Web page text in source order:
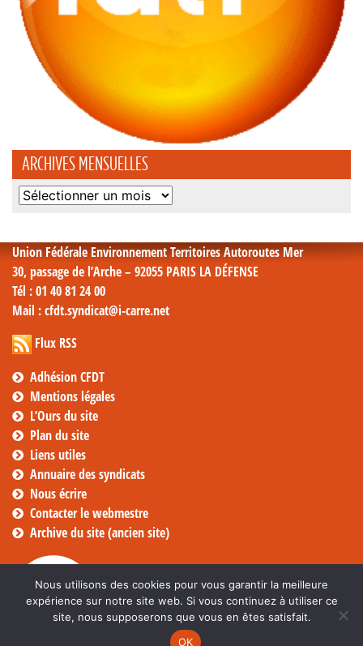
ARCHIVES MENSUELLES
Archives
Union Fédérale Environnement Territoires Autoroutes Mer
30, passage de l’Arche – 92055 PARIS LA DÉFENSE
Tél : 01 40 81 24 00
Mail : cfdt.syndicat@i-carre.net
Flux RSS
Adhésion CFDT
Mentions légales
L’Ours du site
Plan du site
Liens utiles
Annuaire des syndicats
Nous écrire
Contacter le webmestre
Archive du site (ancien site)
Nous utilisons des cookies pour vous garantir la meilleure
expérience sur notre site web. Si vous continuez à utiliser ce
site, nous supposerons que vous en êtes satisfait.
OK